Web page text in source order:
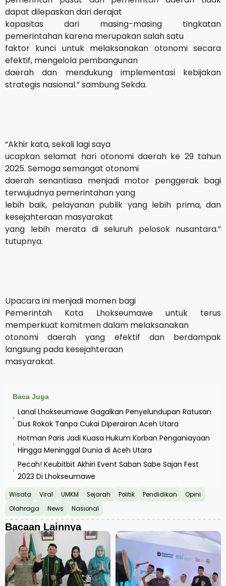
dapat dilepaskan dari derajat
kapasitas dari masing-masing tingkatan
pemerintahan karena merupakan salah satu
faktor kunci untuk melaksanakan otonomi secara
efektif, mengelola pembangunan
daerah dan mendukung implementasi kebijakan
strategis nasional.” sambung Sekda.
“Akhir kata, sekali lagi saya
ucapkan selamat hari otonomi daerah ke 29 tahun
2025. Semoga semangat otonomi
daerah senantiasa menjadi motor penggerak bagi
terwujudnya pemerintahan yang
lebih baik, pelayanan publik yang lebih prima, dan
kesejahteraan masyarakat
yang lebih merata di seluruh pelosok nusantara.”
tutupnya.
Upacara ini menjadi momen bagi
Pemerintah Kota Lhokseumawe untuk terus
memperkuat komitmen dalam melaksanakan
otonomi daerah yang efektif dan berdampak
langsung pada kesejahteraan
masyarakat.
Baca Juga
›
Lanal Lhokseumawe Gagalkan Penyelundupan Ratusan
Dus Rokok Tanpa Cukai Diperairan Aceh Utara
›
Hotman Paris Jadi Kuasa Hukum Korban Penganiayaan
Hingga Meninggal Dunia di Aceh Utara
›
Pecah! Keubitbit Akhiri Event Saban Sabe Sajan Fest
2023 Di Lhokseumawe
Wisata Viral UMKM Sejarah Politik Pendidikan
Opini
Olahraga
News Nasional
Bacaan Lainnya